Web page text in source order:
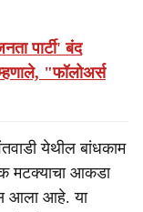
पार्टी' बंद
"फॉलोअर्स
येथील बांधकाम
मटक्याचा आकडा
आला आहे. या